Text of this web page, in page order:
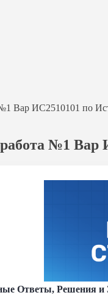
Вар ИС2510101 по
№1
Ответы, Решения и